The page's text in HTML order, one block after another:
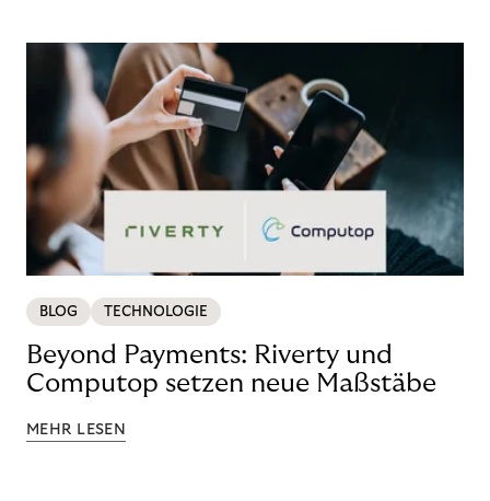
BLOG TECHNOLOGIE
Beyond Payments: Riverty und
Computop setzen neue Maßstäbe
MEHR LESEN